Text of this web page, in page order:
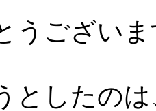
うござい
としたの